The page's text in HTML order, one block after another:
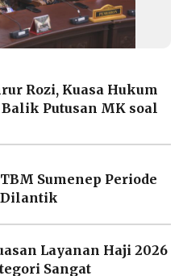
Rozi, Kuasa Hukum
Putusan MK soal
Sumenep Periode
Dilantik
Layanan Haji 2026
Sangat